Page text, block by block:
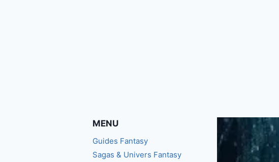
MENU
Guides Fantasy
Sagas & Univers Fantasy